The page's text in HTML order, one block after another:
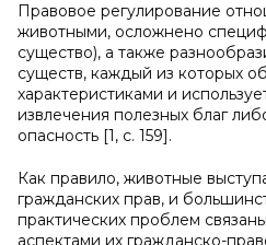
Правовое регулирование
животными, осложнено
существо), а также
существ, каждый из которых
характеристиками и
извлечения полезных благ
опасность [1, с. 159].
Как правило, животные
гражданских прав, и
практических проблем
аспектами их гражданско-